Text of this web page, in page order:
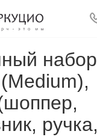
набор
ручка,